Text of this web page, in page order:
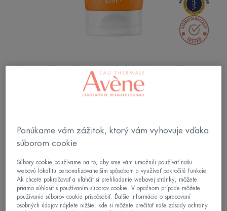
Veľmi vysoká ochrana pred slnkom pre citlivú,
mastnú pleť so sklonom k akné.
Antioxidant
Zmatňujúci Nelepí sa
Patentovaný filtračný systém
Ponúkame vám zážitok, ktorý vám vyhovuje vďaka
súborom cookie
Súbory cookie používame na to, aby sme vám umožnili používať našu
webovú lokalitu personalizovanejším spôsobom a využívať pokročilé funkcie.
Ak chcete pokračovať a uľahčiť si prehliadanie webovej stránky, môžete
priamo súhlasiť s používaním súborov cookie. V opačnom prípade môžete
používanie súborov cookie prispôsobiť. Ďalšie informácie o spracovaní
osobných údajov nájdete nižšie, kde si môžete prečítať naše zásady ochrany